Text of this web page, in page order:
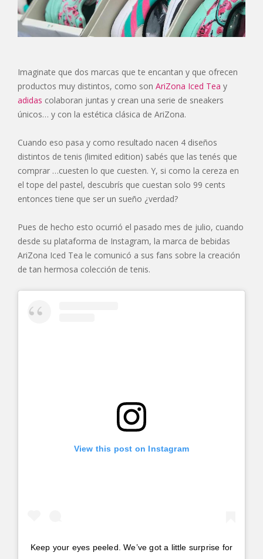
Imaginate que dos marcas que te encantan y que ofrecen
productos muy distintos, como son AriZona Iced Tea y
adidas colaboran juntas y crean una serie de sneakers
únicos… y con la estética clásica de AriZona.
Cuando eso pasa y como resultado nacen 4 diseños
distintos de tenis (limited edition) sabés que las tenés que
comprar …cuesten lo que cuesten. Y, si como la cereza en
el tope del pastel, descubrís que cuestan solo 99 cents
entonces tiene que ser un sueño ¿verdad?
Pues de hecho esto ocurrió el pasado mes de julio, cuando
desde su plataforma de Instagram, la marca de bebidas
AriZona Iced Tea le comunicó a sus fans sobre la creación
de tan hermosa colección de tenis.
View this post on Instagram
Keep your eyes peeled. We’ve got a little surprise for